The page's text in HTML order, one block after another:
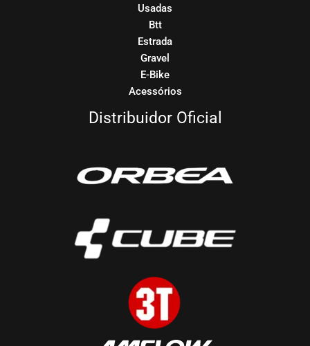
Usadas
Btt
Estrada
Gravel
E-Bike
Acessórios
Distribuidor Oficial